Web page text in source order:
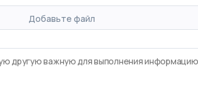
Добавьте файл